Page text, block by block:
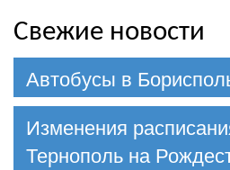
Свежие новости
Автобусы в
Изменения
Тернополь на